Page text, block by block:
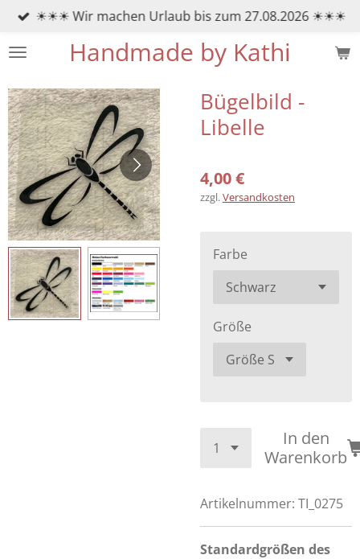
Zum
springen
Handmade by Kathi
☀☀☀ Wir machen Urlaub bis zum 27.08.2026 ☀☀☀
Bügelbild -
Libelle
4,00 €
zzgl.Versandkosten
Farbe
Größe
In den
Warenkorb
Artikelnummer: TI_0275
Standardgrößen des